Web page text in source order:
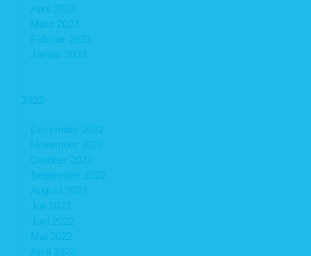
April 2023
März 2023
Februar 2023
Januar 2023
2022
Dezember 2022
November 2022
Oktober 2022
September 2022
August 2022
Juli 2022
Juni 2022
Mai 2022
April 2022